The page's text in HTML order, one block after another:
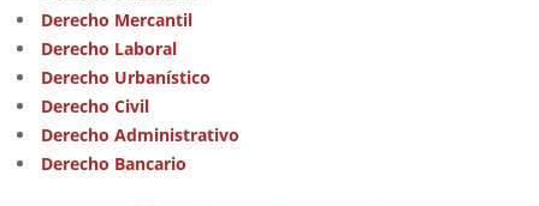
Derecho Mercantil
Derecho Laboral
Derecho Urbanístico
Derecho Civil
Derecho Administrativo
Derecho Bancario